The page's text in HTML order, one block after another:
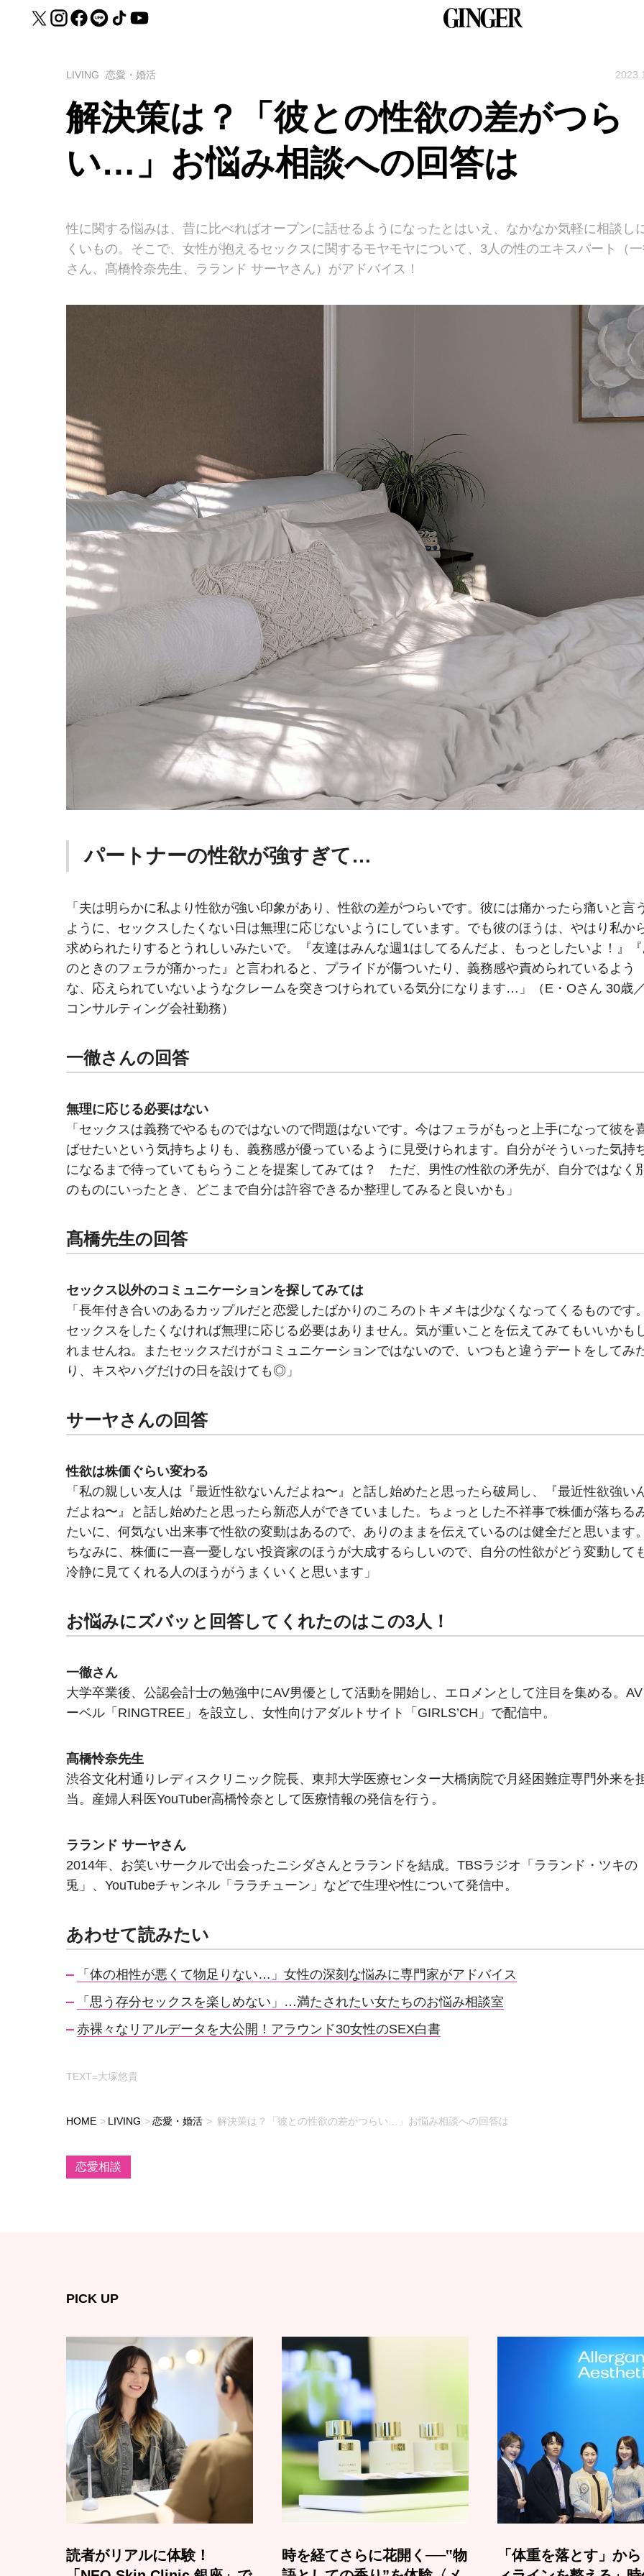
LIVING 恋愛・婚活
解決策は？「彼との性欲の差がつら
い…」お悩み相談への回答は
性に関する悩みは、昔に比べればオープンに話せるようになったとはいえ、なかなか気軽に相談し
くいもの。そこで、女性が抱えるセックスに関するモヤモヤについて、3人の性のエキスパート（
さん、髙橋怜奈先生、ラランド サーヤさん）がアドバイス！
パートナーの性欲が強すぎて…
「夫は明らかに私より性欲が強い印象があり、性欲の差がつらいです。彼には痛かったら痛いと言
ように、セックスしたくない日は無理に応じないようにしています。でも彼のほうは、やはり私か
求められたりするとうれしいみたいで。『友達はみんな週1はしてるんだよ、もっとしたいよ！』
のときのフェラが痛かった』と言われると、プライドが傷ついたり、義務感や責められているよう
な、応えられていないようなクレームを突きつけられている気分になります…」（E・Oさん 30歳
コンサルティング会社勤務）
一徹さんの回答
無理に応じる必要はない
「セックスは義務でやるものではないので問題はないです。今はフェラがもっと上手になって彼を
ばせたいという気持ちよりも、義務感が優っているように見受けられます。自分がそういった気持
になるまで待っていてもらうことを提案してみては？ ただ、男性の性欲の矛先が、自分ではなく
のものにいったとき、どこまで自分は許容できるか整理してみると良いかも」
髙橋先生の回答
セックス以外のコミュニケーションを探してみては
「長年付き合いのあるカップルだと恋愛したばかりのころのトキメキは少なくなってくるものです
セックスをしたくなければ無理に応じる必要はありません。気が重いことを伝えてみてもいいかも
れませんね。またセックスだけがコミュニケーションではないので、いつもと違うデートをしてみ
り、キスやハグだけの日を設けても◎」
サーヤさんの回答
性欲は株価ぐらい変わる
「私の親しい友人は『最近性欲ないんだよね〜』と話し始めたと思ったら破局し、『最近性欲強い
だよね〜』と話し始めたと思ったら新恋人ができていました。ちょっとした不祥事で株価が落ちる
たいに、何気ない出来事で性欲の変動はあるので、ありのままを伝えているのは健全だと思います
ちなみに、株価に一喜一憂しない投資家のほうが大成するらしいので、自分の性欲がどう変動して
冷静に見てくれる人のほうがうまくいくと思います」
お悩みにズバッと回答してくれたのはこの3人！
一徹さん
大学卒業後、公認会計士の勉強中にAV男優として活動を開始し、エロメンとして注目を集める。
ーベル「RINGTREE」を設立し、女性向けアダルトサイト「GIRLS’CH」で配信中。
髙橋怜奈先生
渋谷文化村通りレディスクリニック院長、東邦大学医療センター大橋病院で月経困難症専門外来を
当。産婦人科医YouTuber高橋怜奈として医療情報の発信を行う。
ラランド サーヤさん
2014年、お笑いサークルで出会ったニシダさんとラランドを結成。TBSラジオ「ラランド・ツキの
兎」、YouTubeチャンネル「ララチューン」などで生理や性について発信中。
あわせて読みたい
「体の相性が悪くて物足りない…」女性の深刻な悩みに専門家がアドバイス
「思う存分セックスを楽しめない」…満たされたい女たちのお悩み相談室
赤裸々なリアルデータを大公開！アラウンド30女性のSEX白書
TEXT=大塚悠貴
HOME LIVING 恋愛・婚活 解決策は？「彼との性欲の差がつらい…」お悩み相談への回答は
恋愛相談
PICK UP
読者がリアルに体験！
時を経てさらに花開く──‟物
「体重を落とす」か